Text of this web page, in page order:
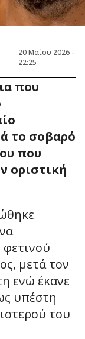
20 Μαΐου 2026 -
22:25
που
το σοβαρό
που
οριστική
μετά τον
ενώ έκανε
υπέστη
του